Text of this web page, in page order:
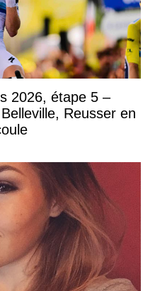
2026, étape 5 –
Reusser en